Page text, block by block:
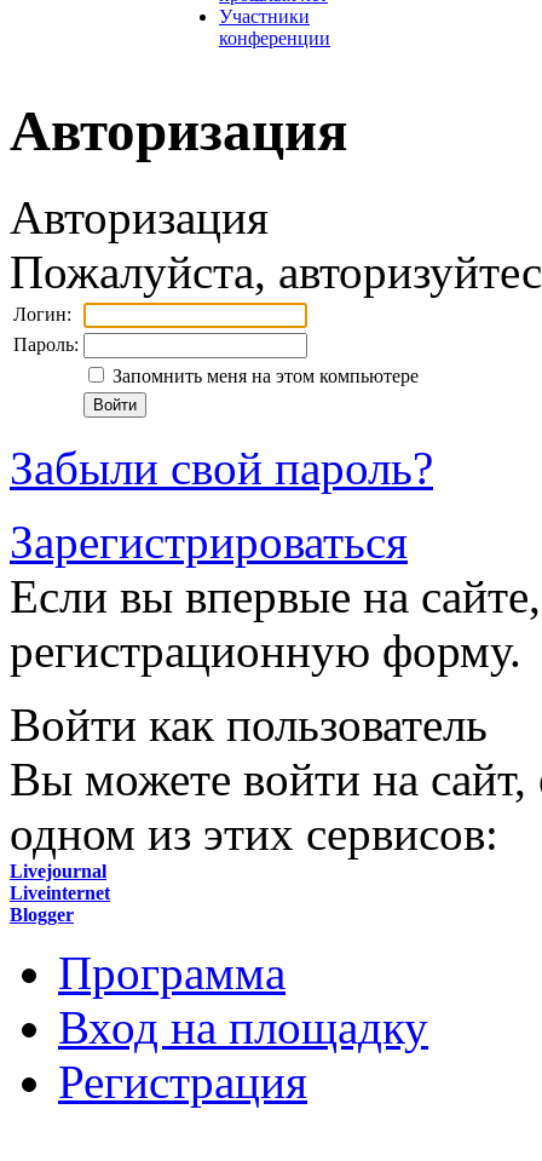
Участники
конференции
Авторизация
Авторизация
Пожалуйста,
Логин:
Пароль:
Запомнить меня на этом компьютере
Забыли свой пароль?
Зарегистрироваться
Если вы впервые на
регистрационную форму.
Войти как пользователь
Вы можете войти на сайт,
одном из этих сервисов:
Livejournal
Liveinternet
Blogger
Программа
Вход на площадку
Регистрация